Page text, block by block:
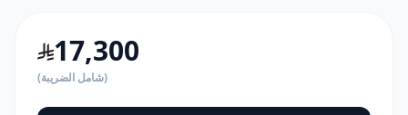
17,300
(شامل الضريبة)